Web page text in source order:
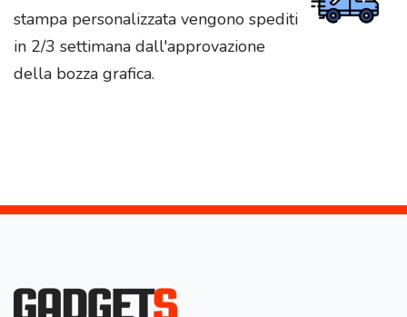
stampa personalizzata vengono spediti
in 2/3 settimana dall'approvazione
della bozza grafica.